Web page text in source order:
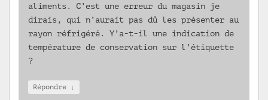
aliments. C’est une erreur du magasin je
dirais, qui n’aurait pas dû les présenter au
rayon réfrigéré. Y’a-t-il une indication de
température de conservation sur l’étiquette
?
Répondre ↓